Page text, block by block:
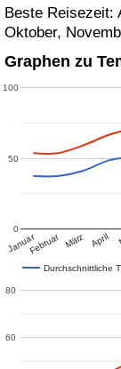
Beste Reisezeit:
Oktober,
Graphen zu
Durchschnittliche
JanuarFebruar März April
0
50
100
60
80